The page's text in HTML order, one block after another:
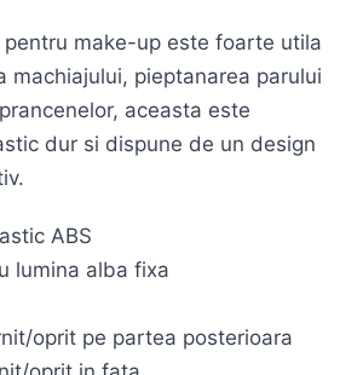
pentru make-up este foarte utila
machiajului, pieptanarea parului
aceasta este
dur si dispune de un design
ABS
lumina alba fixa
oprit pe partea posterioara